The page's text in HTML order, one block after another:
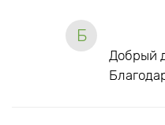
Б
Добрый